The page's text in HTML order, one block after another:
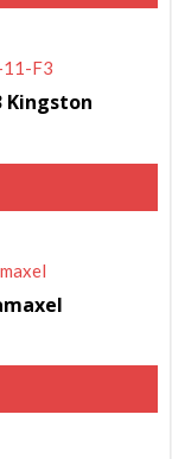
Kingston